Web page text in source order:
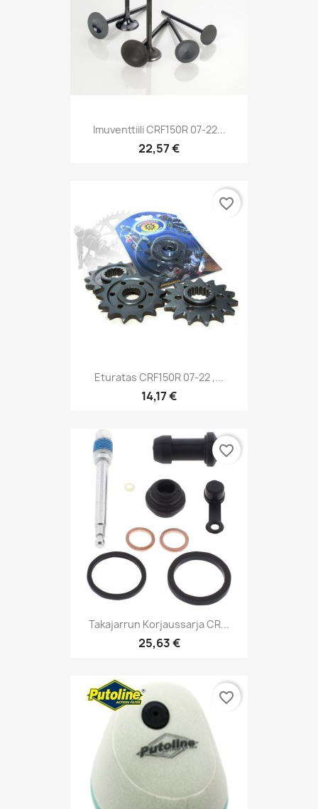
Imuventtiili CRF150R 07-22...
22,57 €
Eturatas CRF150R 07-22 ,...
14,17 €
favorite_border
Takajarrun Korjaussarja CR...
25,63 €
favorite_border
favorite_border